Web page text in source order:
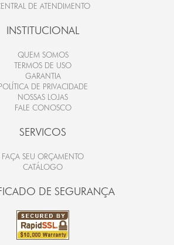
DE ATENDIMENTO
INSTITUCIONAL
QUEM SOMOS
TERMOS DE USO
GARANTIA
DE PRIVACIDADE
NOSSAS LOJAS
FALE CONOSCO
SERVICOS
FAÇA SEU ORÇAMENTO
CATÁLOGO
DE SEGURANÇA